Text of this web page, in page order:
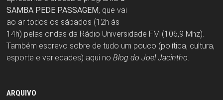
SAMBA PEDE PASSAGEM, que vai
ao ar todos os sábados (12h às
14h) pelas ondas da Rádio Universidade FM (106,9 Mhz).
Também escrevo sobre de tudo um pouco (política, cultura,
esporte e variedades) aqui no Blog do Joel Jacintho
ARQUIVO